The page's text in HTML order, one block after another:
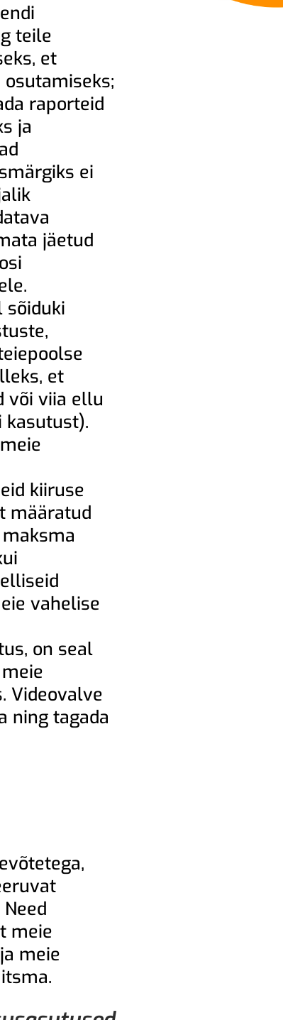
teile
et
raporteid
ja
ei
jäetud
sõiduki
et
või viia ellu
kasutust).
kiiruse
määratud
vahelise
on seal
Videovalve
ning tagada
meie
meie